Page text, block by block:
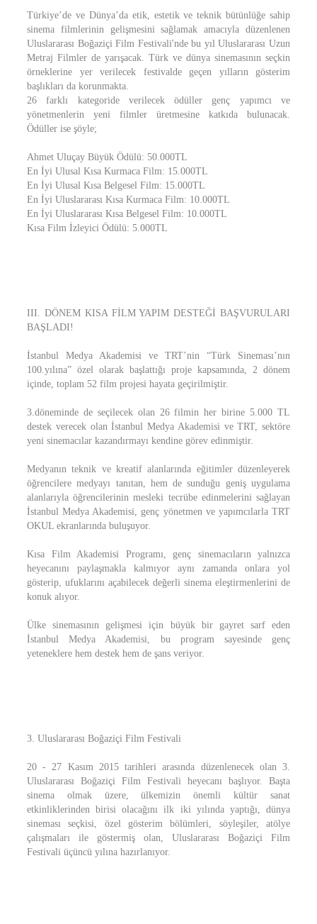
Türkiye’de ve Dünya’da etik, estetik ve teknik bütünlüğe sahip
sinema filmlerinin gelişmesini sağlamak amacıyla düzenlenen
Uluslararası Boğaziçi Film Festivali'nde bu yıl Uluslararası Uzun
Metraj Filmler de yarışacak. Türk ve dünya sinemasının seçkin
örneklerine yer verilecek festivalde geçen yılların gösterim
başlıkları da korunmakta.
26 farklı kategoride verilecek ödüller genç yapımcı ve
yönetmenlerin yeni filmler üretmesine katkıda bulunacak.
Ödüller ise şöyle;
Ahmet Uluçay Büyük Ödülü: 50.000TL
En İyi Ulusal Kısa Kurmaca Film: 15.000TL
En İyi Ulusal Kısa Belgesel Film: 15.000TL
En İyi Uluslararası Kısa Kurmaca Film: 10.000TL
En İyi Uluslararası Kısa Belgesel Film: 10.000TL
Kısa Film İzleyici Ödülü: 5.000TL
III. DÖNEM KISA FİLM YAPIM DESTEĞİ BAŞVURULARI
BAŞLADI!
İstanbul Medya Akademisi ve TRT’nin “Türk Sineması’nın
100.yılına” özel olarak başlattığı proje kapsamında, 2 dönem
içinde, toplam 52 film projesi hayata geçirilmiştir.
3.döneminde de seçilecek olan 26 filmin her birine 5.000 TL
destek verecek olan İstanbul Medya Akademisi ve TRT, sektöre
yeni sinemacılar kazandırmayı kendine görev edinmiştir.
Medyanın teknik ve kreatif alanlarında eğitimler düzenleyerek
öğrencilere medyayı tanıtan, hem de sunduğu geniş uygulama
alanlarıyla öğrencilerinin mesleki tecrübe edinmelerini sağlayan
İstanbul Medya Akademisi, genç yönetmen ve yapımcılarla TRT
OKUL ekranlarında buluşuyor.
Kısa Film Akademisi Programı, genç sinemacıların yalnızca
heyecanını paylaşmakla kalmıyor aynı zamanda onlara yol
gösterip, ufuklarını açabilecek değerli sinema eleştirmenlerini de
konuk alıyor.
Ülke sinemasının gelişmesi için büyük bir gayret sarf eden
İstanbul Medya Akademisi, bu program sayesinde genç
yeteneklere hem destek hem de şans veriyor.
3. Uluslararası Boğaziçi Film Festivali
20 - 27 Kasım 2015 tarihleri arasında düzenlenecek olan 3.
Uluslararası Boğaziçi Film Festivali heyecanı başlıyor. Başta
sinema olmak üzere, ülkemizin önemli kültür sanat
etkinliklerinden birisi olacağını ilk iki yılında yaptığı, dünya
sineması seçkisi, özel gösterim bölümleri, söyleşiler, atölye
çalışmaları ile göstermiş olan, Uluslararası Boğaziçi Film
Festivali üçüncü yılına hazırlanıyor.